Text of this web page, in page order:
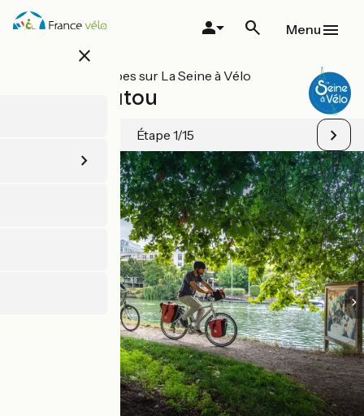
Aller
au
close
Menu
Toutes les étapes sur La Seine à Vélo
Paris / Chatou
Étape 1/15